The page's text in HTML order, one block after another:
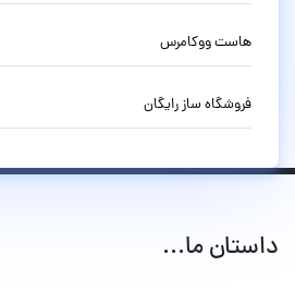
هاست ووکامرس
فروشگاه ساز رایگان
داستان ما...